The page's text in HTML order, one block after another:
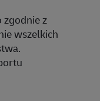
zgodnie z
wszelkich